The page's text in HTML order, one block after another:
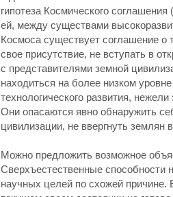
гипотеза Космического соглашения
ей, между существами
Космоса существует соглашение о
свое присутствие, не вступать в
с представителями земной
находиться на более низком
технологического развития,
Они опасаются явно обнаружить
цивилизации, не ввергнуть землян
Можно предложить возможное
Сверхъестественные способности
научных целей по схожей причине.